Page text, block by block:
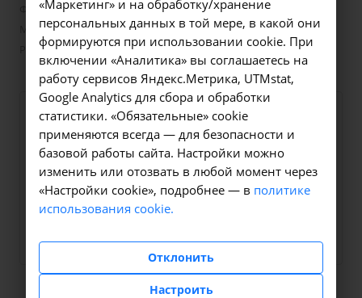
ФКУ «Главное бюро медико-социальной экспертизы по г.
Москве» Министерства труда и социальной защиты
Российской Федерации
Сайт
«Маркетинг» и на обработку/хранение
персональных данных в той мере, в какой они
формируются при использовании cookie. При
включении «Аналитика» вы соглашаетесь на
работу сервисов Яндекс.Метрика, UTMstat,
Google Analytics для сбора и обработки
статистики. «Обязательные» cookie
применяются всегда — для безопасности и
базовой работы сайта. Настройки можно
изменить или отозвать в любой момент через
«Настройки cookie», подробнее — в политике
использования cookie.
Отклонить
Настроить